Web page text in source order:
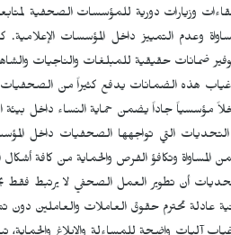
وزيارات دورية للمؤسسات الصحفية
وعدم التمييز داخل المؤسسات
ضمانات حقيقية للمبلغات والناجيات
هذه الضمانات يدفع كثيراً من الصحفيات
مؤسسياً جاداً يضمن حماية النساء داخل بيئة
التحديات التي تواجهها الصحفيات داخل
وتكافؤ الفرص والحماية من كافة أشكال
أن تطوير العمل الصحفي لا يرتبط فقط
عادلة تحترم حقوق العاملات والعاملين دون